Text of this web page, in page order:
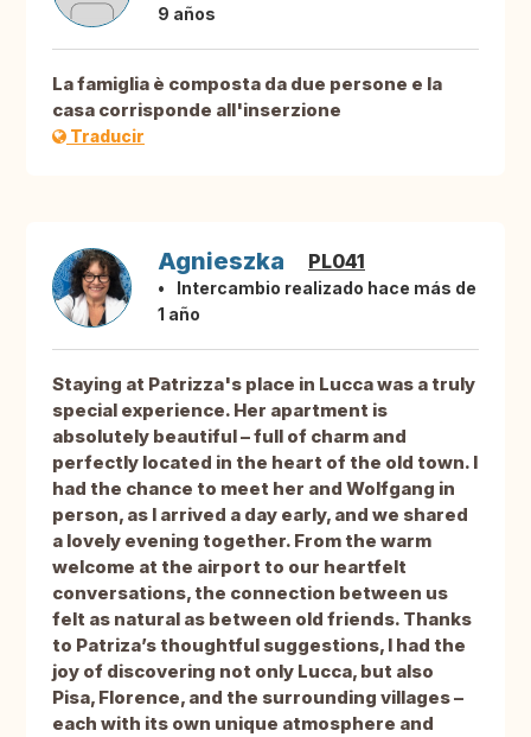
9 años
La famiglia è composta da due persone e la
casa corrisponde all'inserzione
Traducir
Agnieszka PL041
Intercambio realizado hace más de
1 año
Staying at Patrizza's place in Lucca was a truly
special experience. Her apartment is
absolutely beautiful – full of charm and
perfectly located in the heart of the old town. I
had the chance to meet her and Wolfgang in
person, as I arrived a day early, and we shared
a lovely evening together. From the warm
welcome at the airport to our heartfelt
conversations, the connection between us
felt as natural as between old friends. Thanks
to Patriza’s thoughtful suggestions, I had the
joy of discovering not only Lucca, but also
Pisa, Florence, and the surrounding villages –
each with its own unique atmosphere and